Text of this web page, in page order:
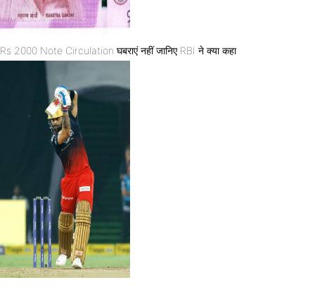
Rs 2000 Note Circulation घबराएं नहीं जानिए RBI ने क्या कहा